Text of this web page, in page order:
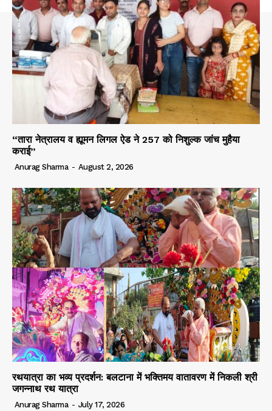
“तारा नेत्रालय व ह्यूमन लिगल ऐड ने 257 को निशुल्क जांच मुहैया
कराई”
Anurag Sharma - August 2, 2026
रथयात्रा का भव्य प्रदर्शन: बलटाना में भक्तिमय वातावरण में निकली श्री
जगन्नाथ रथ यात्रा
Anurag Sharma - July 17, 2026